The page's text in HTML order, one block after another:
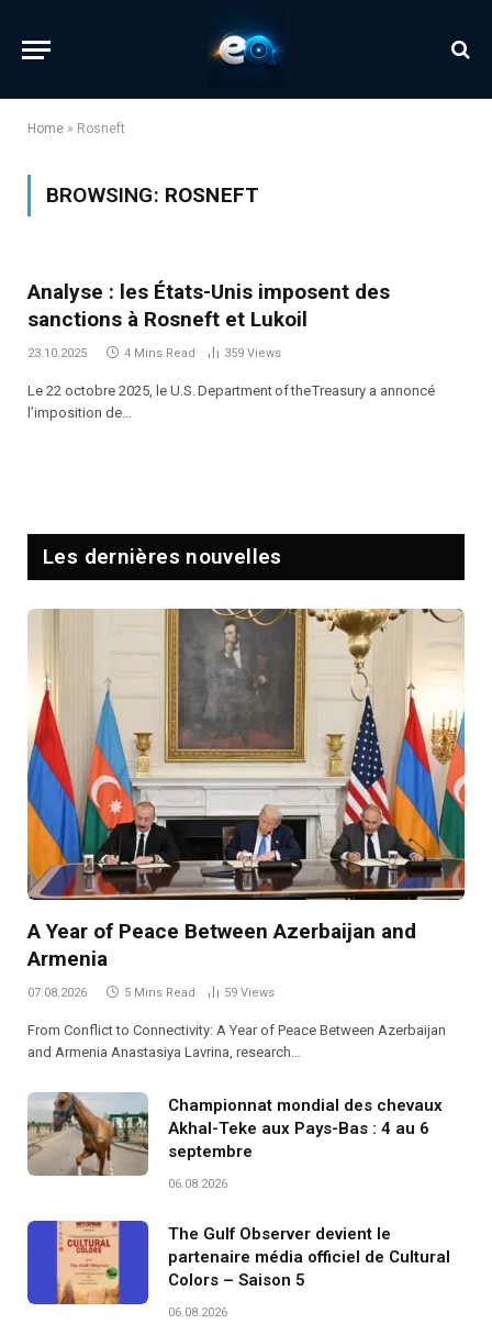
Home » Rosneft
BROWSING: ROSNEFT
Analyse : les États-Unis imposent des
sanctions à Rosneft et Lukoil
23.10.2025 4 Mins Read 359 Views
Le 22 octobre 2025, le U.S. Department of the Treasury a annoncé
l’imposition de…
Les dernières nouvelles
A Year of Peace Between Azerbaijan and
Armenia
07.08.2026 5 Mins Read 59 Views
From Conflict to Connectivity: A Year of Peace Between Azerbaijan
and Armenia Anastasiya Lavrina, research…
Championnat mondial des chevaux
Akhal-Teke aux Pays-Bas : 4 au 6
septembre
06.08.2026
The Gulf Observer devient le
partenaire média officiel de Cultural
Colors – Saison 5
06.08.2026